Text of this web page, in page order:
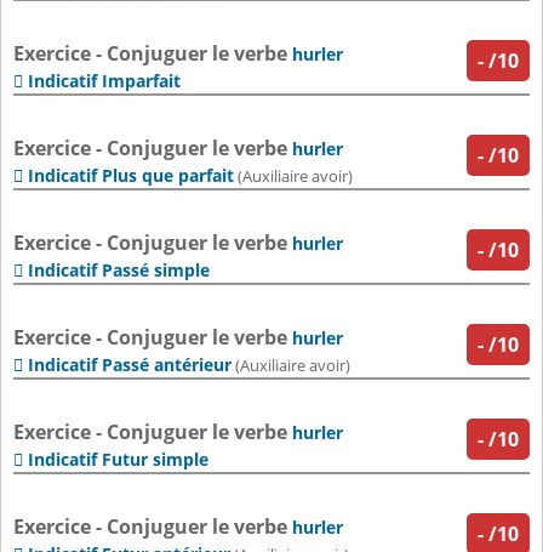
-/10
Exercice - Conjuguer le verbe hurler
 Indicatif Imparfait
-/10
Exercice - Conjuguer le verbe hurler
 Indicatif Plus que parfait(Auxiliaire avoir)
-/10
Exercice - Conjuguer le verbe hurler
 Indicatif Passé simple
-/10
Exercice - Conjuguer le verbe hurler
 Indicatif Passé antérieur(Auxiliaire avoir)
-/10
Exercice - Conjuguer le verbe hurler
 Indicatif Futur simple
-/10
Exercice - Conjuguer le verbe hurler